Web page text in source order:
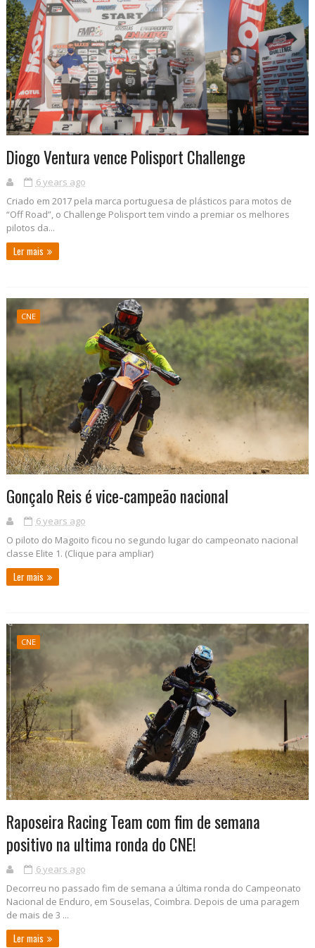
Diogo Ventura vence Polisport Challenge
6 years ago
Criado em 2017 pela marca portuguesa de plásticos para motos de
“Off Road”, o Challenge Polisport tem vindo a premiar os melhores
pilotos da...
Ler mais
CNE
Gonçalo Reis é vice-campeão nacional
6 years ago
O piloto do Magoito ficou no segundo lugar do campeonato nacional
classe Elite 1. (Clique para ampliar)
Ler mais
CNE
Raposeira Racing Team com fim de semana
positivo na ultima ronda do CNE!
6 years ago
Decorreu no passado fim de semana a última ronda do Campeonato
Nacional de Enduro, em Souselas, Coimbra. Depois de uma paragem
de mais de 3 ...
Ler mais